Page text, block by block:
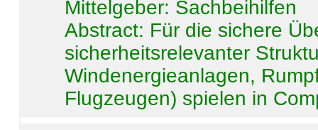
Mittelgeber: Sachbeihilfen
Abstract: Für die sichere
sicherheitsrelevanter
Windenergieanlagen,
Flugzeugen) spielen in